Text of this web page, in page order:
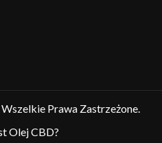
Prawa Zastrzeżone.
Olej CBD?